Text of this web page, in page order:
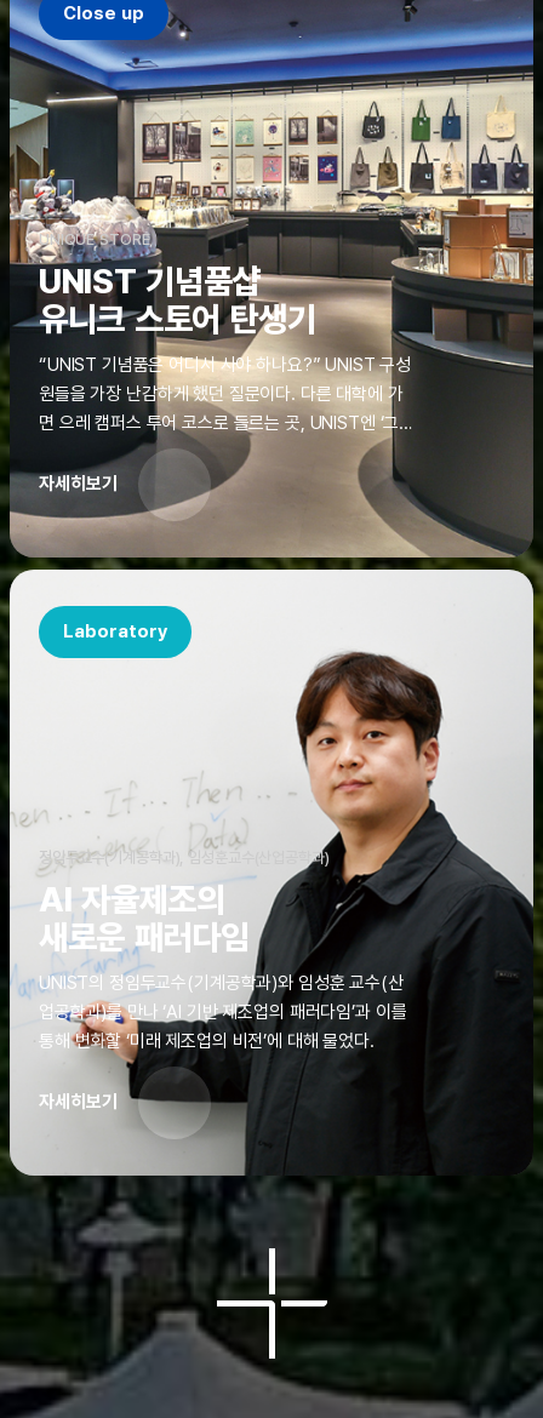
Close up
UNIQUE STORE
UNIST 기념품샵
유니크 스토어 탄생기
“UNIST 기념품은 어디서 사야 하나요?” UNIST 구성
원들을 가장 난감하게 했던 질문이다. 다른 대학에 가
면 으레 캠퍼스 투어 코스로 들르는 곳, UNIST엔 ‘그
것’이 없었다. 학교 탐방을 왔던 고등학생도, 자녀를 방
문하러 온 학부모도 빈손으로 돌려보내야 했던 아쉬움
을 달래줄 공간이 ‘유니크 스토어(UNIQUE
STORE)’라는 이름으로 지난해 11월 문을 열었다.
자세히보기
Laboratory
정임두교수(기계공학과), 임성훈교수(산업공학과)
AI 자율제조의
새로운 패러다임
UNIST의 정임두교수(기계공학과)와 임성훈 교수(산
업공학과)를 만나 ‘AI 기반 제조업의 패러다임’과 이를
통해 변화할 ‘미래 제조업의 비전’에 대해 물었다.
자세히보기